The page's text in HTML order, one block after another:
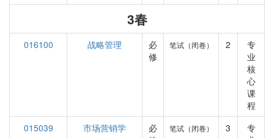
3春
016100 战略管理
必
修
笔试（闭卷） 2
专
业
核
心
课
程
015039
市场营销学
必
笔试（闭卷） 3
专